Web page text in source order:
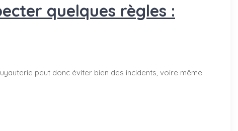
quelques règles :
peut donc éviter bien des incidents, voire même